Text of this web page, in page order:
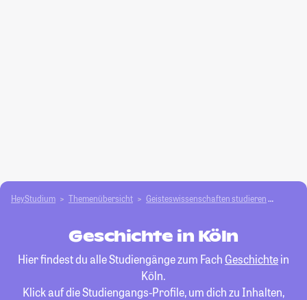
HeyStudium Themenübersicht Geisteswissenschaften studieren
Geschichte in Köln
Hier findest du alle Studiengänge zum Fach Geschichtein
Köln.
Klick auf die Studiengangs-Profile, um dich zu Inhalten,